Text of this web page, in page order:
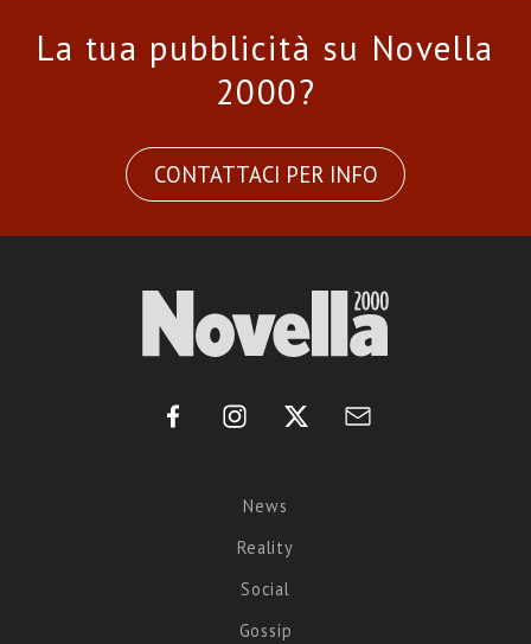
La tua pubblicità su Novella
2000?
CONTATTACI PER INFO
News
Reality
Social
Gossip